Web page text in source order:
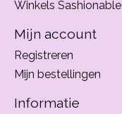
Winkels Sashionable
Mijn account
Registreren
Mijn bestellingen
Informatie